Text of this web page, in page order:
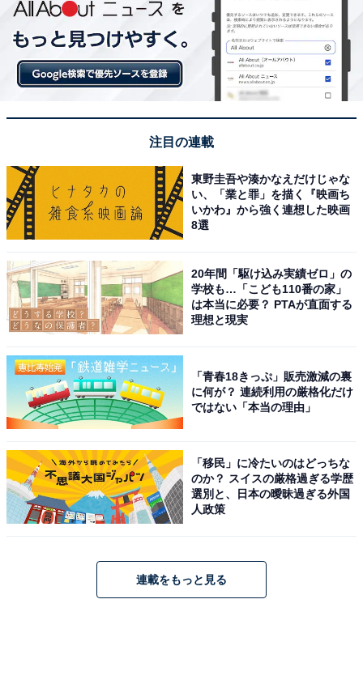
注目の連載
東野圭吾や湊かなえだけじゃな
い、「業と罪」を描く『映画ち
いかわ』から強く連想した映画
8選
20年間「駆け込み実績ゼロ」の
学校も…「こども110番の家」
は本当に必要？ PTAが直面する
理想と現実
「青春18きっぷ」販売激減の裏
に何が？ 連続利用の厳格化だけ
ではない「本当の理由」
「移民」に冷たいのはどっちな
のか？ スイスの厳格過ぎる学歴
選別と、日本の曖昧過ぎる外国
人政策
連載をもっと見る